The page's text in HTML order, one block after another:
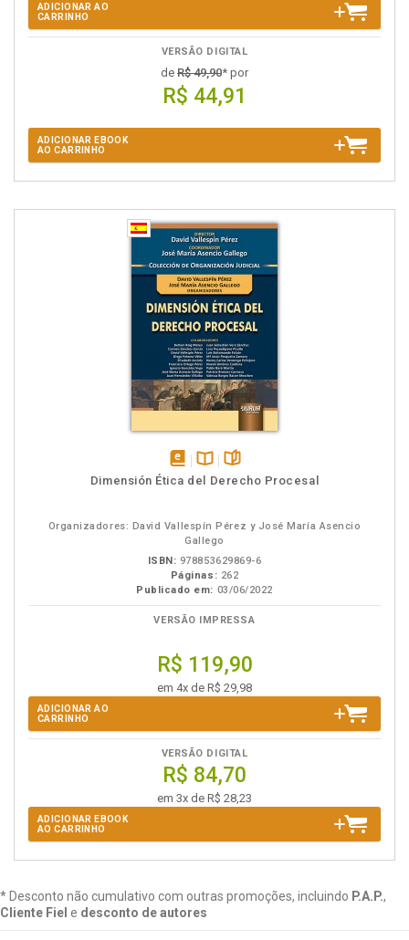
ADICIONAR AO
CARRINHO
VERSÃO DIGITAL
de R$ 49,90* por
R$ 44,91
ADICIONAR EBOOK
AO CARRINHO
disponívelDisponível
páginas
Dimensión Ética del Derecho Procesal
Organizadores: David Vallespín Pérez y José María Asencio
Gallego
ISBN: 978853629869-6
Páginas: 262
Publicado em: 03/06/2022
VERSÃO IMPRESSA
R$ 119,90
em 4x de R$ 29,98
ADICIONAR AO
CARRINHO
VERSÃO DIGITAL
R$ 84,70
em 3x de R$ 28,23
ADICIONAR EBOOK
AO CARRINHO
* Desconto não cumulativo com outras promoções, incluindo P.A.P.,
Cliente Fiel e desconto de autores